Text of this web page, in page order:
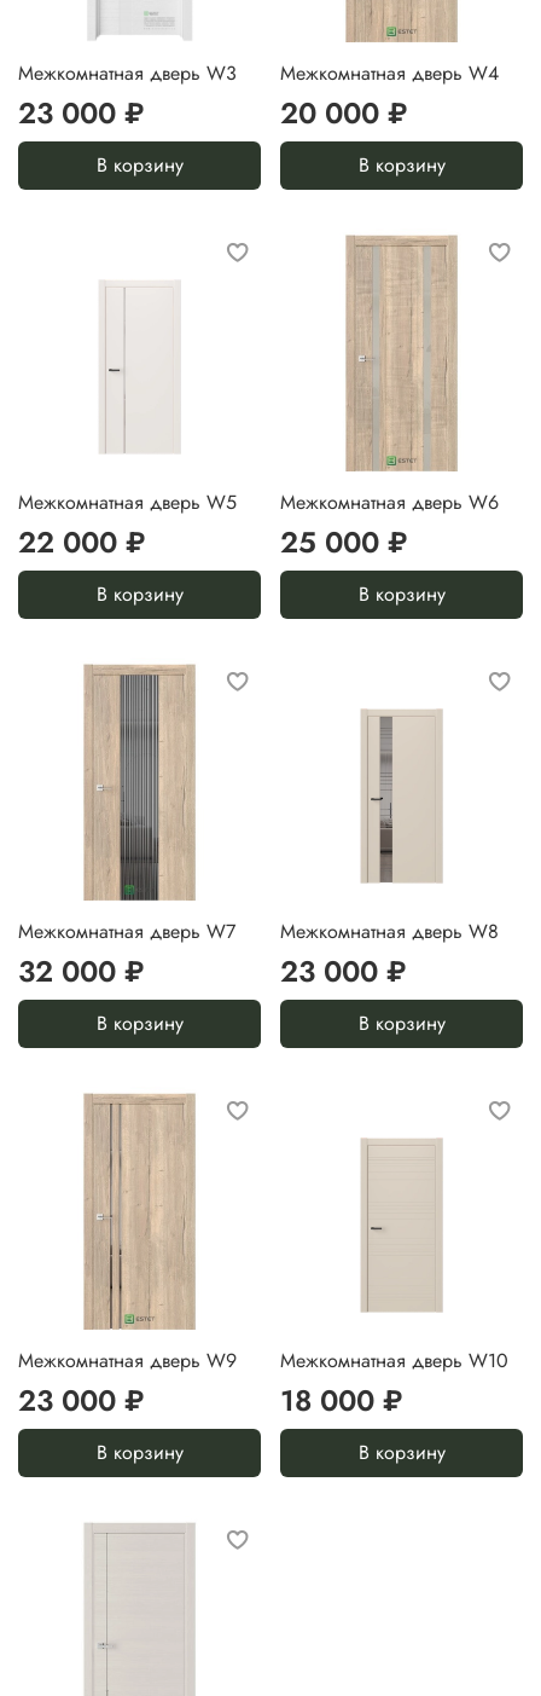
Межкомнатная дверь W3
23 000 ₽
В корзину
Межкомнатная дверь W4
20 000 ₽
В корзину
Межкомнатная дверь W5
22 000 ₽
В корзину
Межкомнатная дверь W6
25 000 ₽
В корзину
Межкомнатная дверь W7
32 000 ₽
В корзину
Межкомнатная дверь W8
23 000 ₽
В корзину
Межкомнатная дверь W9
23 000 ₽
В корзину
Межкомнатная дверь W10
18 000 ₽
В корзину